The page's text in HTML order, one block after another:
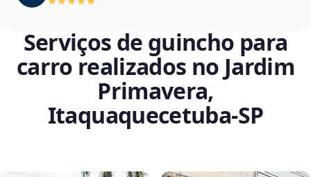
Serviços de guincho para
carro realizados no Jardim
Primavera,
Itaquaquecetuba‑SP